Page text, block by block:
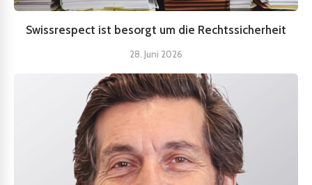
Swissrespect ist besorgt um die Rechtssicherheit
28. Juni 2026